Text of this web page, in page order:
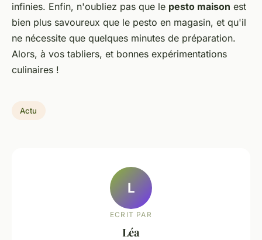
infinies. Enfin, n'oubliez pas que le pesto maison est
bien plus savoureux que le pesto en magasin, et qu'il
ne nécessite que quelques minutes de préparation.
Alors, à vos tabliers, et bonnes expérimentations
culinaires !
Actu
L
ECRIT PAR
Léa